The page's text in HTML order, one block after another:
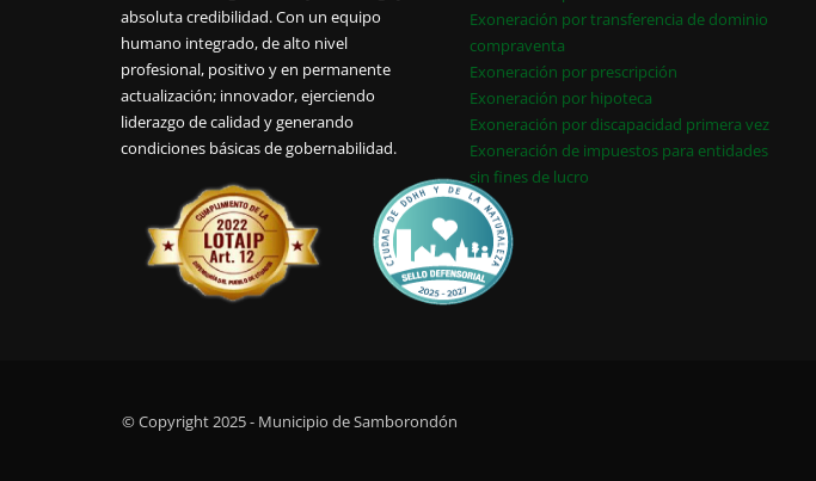
absoluta credibilidad. Con un equipo
humano integrado, de alto nivel
profesional, positivo y en permanente
actualización; innovador, ejerciendo
liderazgo de calidad y generando
condiciones básicas de gobernabilidad.
Exoneración por transferencia de dominio
compraventa
Exoneración por prescripción
Exoneración por hipoteca
Exoneración por discapacidad primera vez
Exoneración de impuestos para entidades
sin fines de lucro
© Copyright 2025 - Municipio de Samborondón